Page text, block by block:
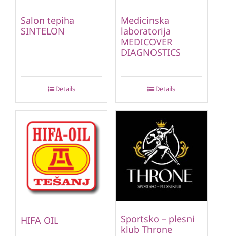
Salon tepiha
SINTELON
Details
Medicinska
laboratorija
MEDICOVER
DIAGNOSTICS
Details
HIFA OIL
Sportsko – plesni
klub Throne